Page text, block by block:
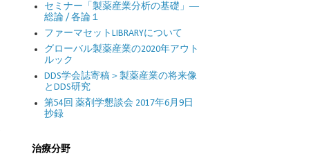
セミナー「製薬産業分析の基礎」―
総論 / 各論１
ファーマセットLIBRARYについて
グローバル製薬産業の2020年アウト
ルック
DDS学会誌寄稿＞製薬産業の将来像
とDDS研究
第54回 薬剤学懇談会 2017年6月9日
抄録
治療分野